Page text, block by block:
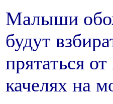
Малыши
будут
прятаться
качелях на